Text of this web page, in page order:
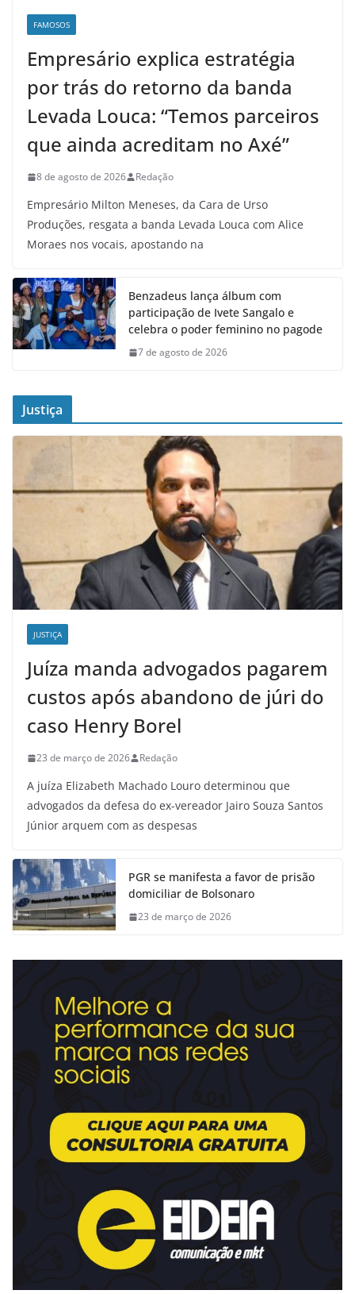
FAMOSOS
Empresário explica estratégia
por trás do retorno da banda
Levada Louca: “Temos parceiros
que ainda acreditam no Axé”
8 de agosto de 2026 Redação
Empresário Milton Meneses, da Cara de Urso
Produções, resgata a banda Levada Louca com Alice
Moraes nos vocais, apostando na
Benzadeus lança álbum com
participação de Ivete Sangalo e
celebra o poder feminino no pagode
7 de agosto de 2026
Justiça
JUSTIÇA
Juíza manda advogados pagarem
custos após abandono de júri do
caso Henry Borel
23 de março de 2026 Redação
A juíza Elizabeth Machado Louro determinou que
advogados da defesa do ex-vereador Jairo Souza Santos
Júnior arquem com as despesas
PGR se manifesta a favor de prisão
domiciliar de Bolsonaro
23 de março de 2026